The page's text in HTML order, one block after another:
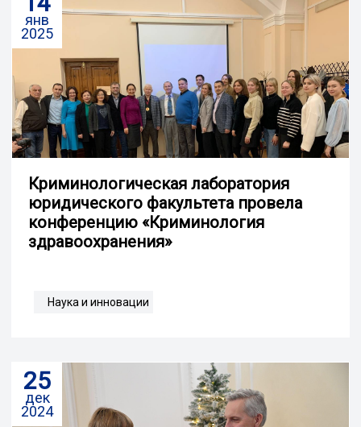
янв
2025
Криминологическая лаборатория
юридического факультета провела
конференцию «Криминология
здравоохранения»
Наука и инновации
25
дек
2024